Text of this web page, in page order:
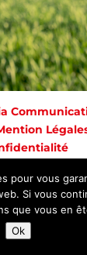
pour vous
Si vous
que vous en
Ok